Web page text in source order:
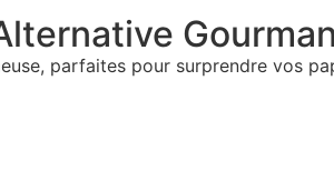
parfaites pour surprendre vos